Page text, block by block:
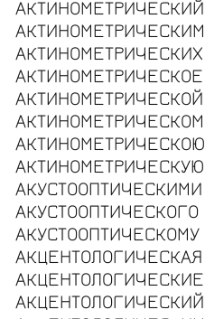
АКТИНОМЕТРИЧЕСКИЙ
АКТИНОМЕТРИЧЕСКИМ
АКТИНОМЕТРИЧЕСКИХ
АКТИНОМЕТРИЧЕСКОЕ
АКТИНОМЕТРИЧЕСКОЙ
АКТИНОМЕТРИЧЕСКОМ
АКТИНОМЕТРИЧЕСКОЮ
АКТИНОМЕТРИЧЕСКУЮ
АКУСТООПТИЧЕСКИМИ
АКУСТООПТИЧЕСКОГО
АКУСТООПТИЧЕСКОМУ
АКЦЕНТОЛОГИЧЕСКАЯ
АКЦЕНТОЛОГИЧЕСКИЕ
АКЦЕНТОЛОГИЧЕСКИЙ